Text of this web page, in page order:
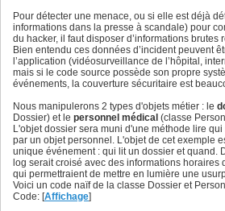
Pour détecter une menace, ou si elle est déjà
informations dans la presse à scandale) pour
du hacker, il faut disposer d’informations brutes
Bien entendu ces données d’incident peuvent
l’application (vidéosurveillance de l’hôpital,
mais si le code source possède son propre
événements, la couverture sécuritaire est
Nous manipulerons 2 types d'objets métier : le
Dossier) et le personnel médical (classe
L'objet dossier sera muni d'une méthode lire
par un objet personnel. L'objet de cet exemple
unique événement : qui lit un dossier et quand.
log serait croisé avec des informations horaires
qui permettraient de mettre en lumière une
Voici un code naïf de la classe Dossier et
Code: [Affichage]